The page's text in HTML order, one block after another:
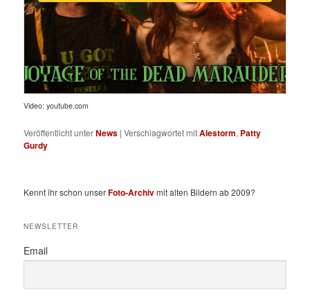
Video: youtube.com
Veröffentlicht unterNews |Verschlagwortet mitAlestorm, Patty
Gurdy
Kennt ihr schon unserFoto-Archivmit alten Bildern ab 2009?
NEWSLETTER
Email